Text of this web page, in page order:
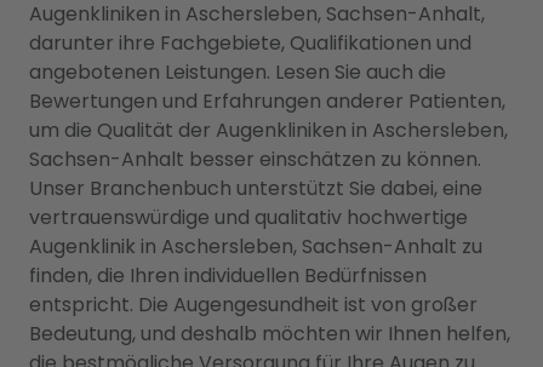
Augenkliniken in Aschersleben, Sachsen-Anhalt,
darunter ihre Fachgebiete, Qualifikationen und
angebotenen Leistungen. Lesen Sie auch die
Bewertungen und Erfahrungen anderer Patienten,
um die Qualität der Augenkliniken in Aschersleben,
Sachsen-Anhalt besser einschätzen zu können.
Unser Branchenbuch unterstützt Sie dabei, eine
vertrauenswürdige und qualitativ hochwertige
Augenklinik in Aschersleben, Sachsen-Anhalt zu
finden, die Ihren individuellen Bedürfnissen
entspricht. Die Augengesundheit ist von großer
Bedeutung, und deshalb möchten wir Ihnen helfen,